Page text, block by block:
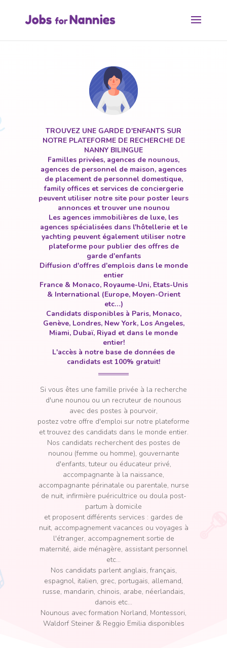
TROUVEZ UNE GARDE D'ENFANTS SUR
NOTRE PLATEFORME DE RECHERCHE DE
NANNY BILINGUE
Familles privées, agences de nounous,
agences de personnel de maison, agences
de placement de personnel domestique,
family offices et services de conciergerie
peuvent utiliser notre site pour poster leurs
annonces et trouver une nounou
Les agences immobilières de luxe, les
agences spécialisées dans l'hôtellerie et le
yachting peuvent également utiliser notre
plateforme pour publier des offres de
garde d'enfants
Diffusion d'offres d'emplois dans le monde
entier
France & Monaco, Royaume-Uni, Etats-Unis
& International (Europe, Moyen-Orient
etc…)
Candidats disponibles à Paris, Monaco,
Genève, Londres, New York, Los Angeles,
Miami, Dubaï, Riyad et dans le monde
entier!
L'accès à notre base de données de
candidats est 100% gratuit!
Si vous êtes une famille privée à la recherche
d'une nounou ou un recruteur de nounous
avec des postes à pourvoir,
postez votre offre d'emploi sur notre plateforme
et trouvez des candidats dans le monde entier.
Nos candidats recherchent des postes de
nounou (femme ou homme), gouvernante
d'enfants, tuteur ou éducateur privé,
accompagnante à la naissance,
accompagnante périnatale ou parentale, nurse
de nuit, infirmière puéricultrice ou doula post-
partum à domicile
et proposent différents services : gardes de
nuit, accompagnement vacances ou voyages à
l'étranger, accompagnement sortie de
maternité, aide ménagère, assistant personnel
etc...
Nos candidats parlent anglais, français,
espagnol, italien, grec, portugais, allemand,
russe, mandarin, chinois, arabe, néerlandais,
danois etc...
Nounous avec formation Norland, Montessori,
Waldorf Steiner & Reggio Emilia disponibles